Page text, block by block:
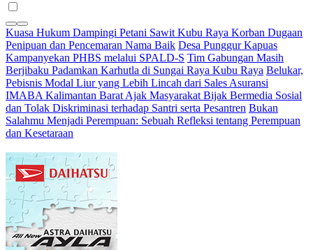
Kuasa Hukum Dampingi Petani Sawit Kubu Raya Korban Dugaan
Penipuan dan Pencemaran Nama Baik Desa Punggur Kapuas
Kampanyekan PHBS melalui SPALD-S Tim Gabungan Masih
Berjibaku Padamkan Karhutla di Sungai Raya Kubu Raya Belukar,
Pebisnis Modal Liur yang Lebih Lincah dari Sales Asuransi
IMABA Kalimantan Barat Ajak Masyarakat Bijak Bermedia Sosial
dan Tolak Diskriminasi terhadap Santri serta Pesantren Bukan
Salahmu Menjadi Perempuan: Sebuah Refleksi tentang Perempuan
dan Kesetaraan